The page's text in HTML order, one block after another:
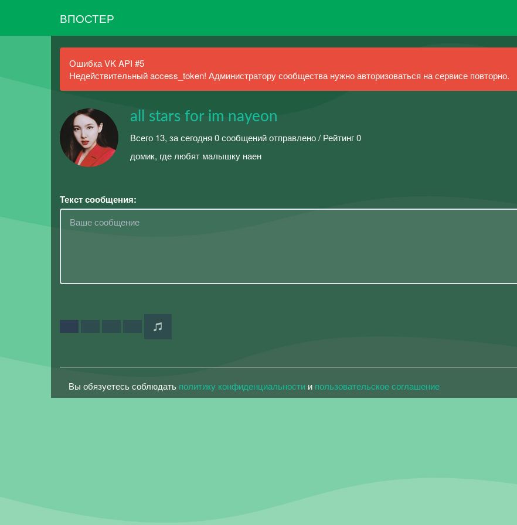
ВПОСТЕР
Ошибка VK API #5
Недействительный access_token! Администратору сообщества нужно авторизоваться на сервисе повторно.
all stars for im nayeon
Всего 13, за сегодня 0 сообщений отправлено / Рейтинг 0
домик, где любят малышку наен
Текст сообщения:
Вы обязуетесь соблюдать политику конфиденциальности и пользовательское соглашение